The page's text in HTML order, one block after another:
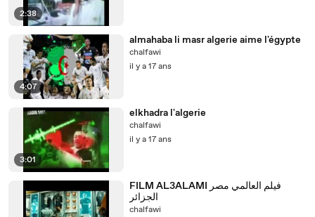
2:38
4:07
almahaba li masr algerie aime l'égypte
chalfawi
il y a 17 ans
3:01
elkhadra l'algerie
chalfawi
il y a 17 ans
FILM AL3ALAMI فيلم العالمي مصر
الجزائر
chalfawi